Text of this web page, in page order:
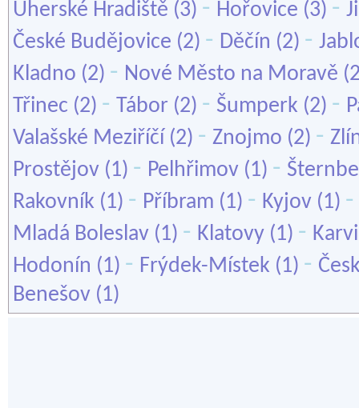
Uherské Hradiště (3) - Hořovice (3) -
České Budějovice (2) - Děčín (2) -
Kladno (2) - Nové Město na Moravě
Třinec (2) - Tábor (2) - Šumperk (2) -
Valašské Meziříčí (2) - Znojmo (2) -
Prostějov (1) - Pelhřimov (1) -
Rakovník (1) - Příbram (1) - Kyjov (1) -
Mladá Boleslav (1) - Klatovy (1) -
Hodonín (1) - Frýdek-Místek (1) -
Benešov (1)